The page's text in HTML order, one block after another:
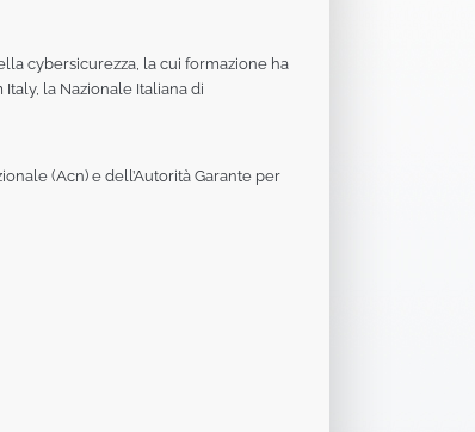
cybersicurezza, la cui formazione ha
la Nazionale Italiana di
(Acn) e dell’Autorità Garante per